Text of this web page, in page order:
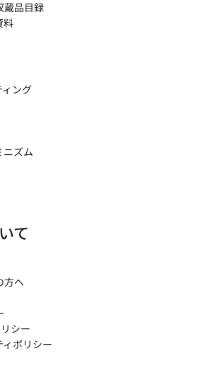
蔵品目録
料
ング
ニズム
て
方へ
シー
ィポリシー